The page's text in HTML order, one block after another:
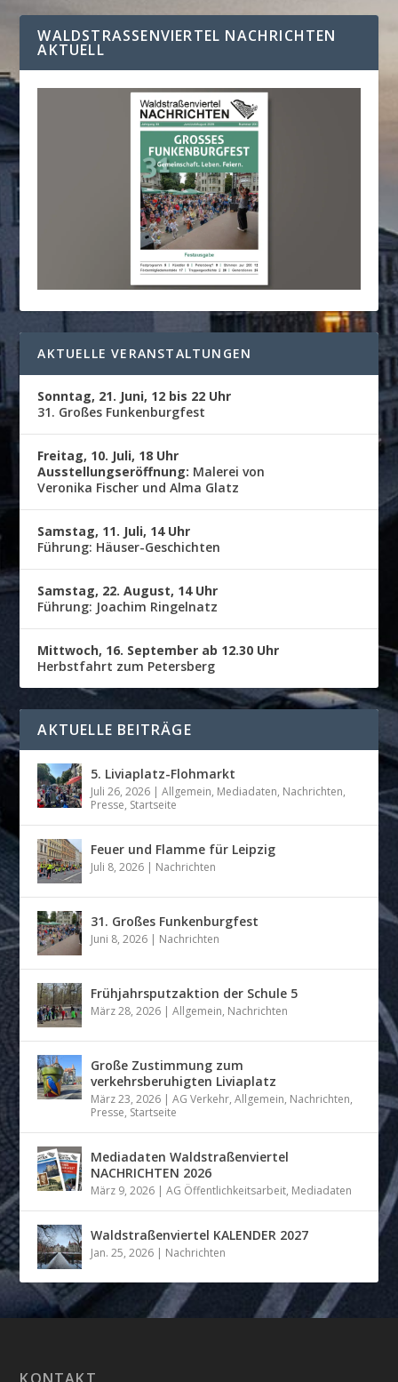
WALDSTRASSENVIERTEL NACHRICHTEN A
KTUELL
AKTUELLE VERANSTALTUNGEN
Sonntag, 21. Juni, 12 bis 22 Uhr
31. Großes Funkenburgfest
Freitag, 10. Juli, 18 Uhr
Ausstellungseröffnung: Malerei von
Veronika Fischer und Alma Glatz
Samstag, 11. Juli, 14 Uhr
Führung: Häuser-Geschichten
Samstag, 22. August, 14 Uhr
Führung: Joachim Ringelnatz
Mittwoch, 16. September ab 12.30 Uhr
Herbstfahrt zum Petersberg
AKTUELLE BEITRÄGE
5. Liviaplatz-Flohmarkt
Juli 26, 2026 |Allgemein, Mediadaten, Nachrichten,
Presse, Startseite
Feuer und Flamme für Leipzig
Juli 8, 2026 | Nachrichten
31. Großes Funkenburgfest
Juni 8, 2026 | Nachrichten
Frühjahrsputzaktion der Schule 5
März 28, 2026 |Allgemein, Nachrichten
Große Zustimmung zum
verkehrsberuhigten Liviaplatz
März 23, 2026 |AG Verkehr,Allgemein, Nachrichten,
Presse, Startseite
Mediadaten Waldstraßenviertel
NACHRICHTEN 2026
März 9, 2026 |AG Öffentlichkeitsarbeit, Mediadaten
Waldstraßenviertel KALENDER 2027
Jan. 25, 2026 | Nachrichten